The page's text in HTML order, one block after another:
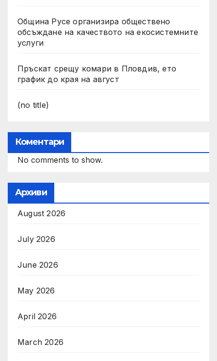
Община Русе организира обществено
обсъждане на качеството на екосистемните
услуги
Пръскат срещу комари в Пловдив, ето
график до края на август
(no title)
Коментари
No comments to show.
Архиви
August 2026
July 2026
June 2026
May 2026
April 2026
March 2026